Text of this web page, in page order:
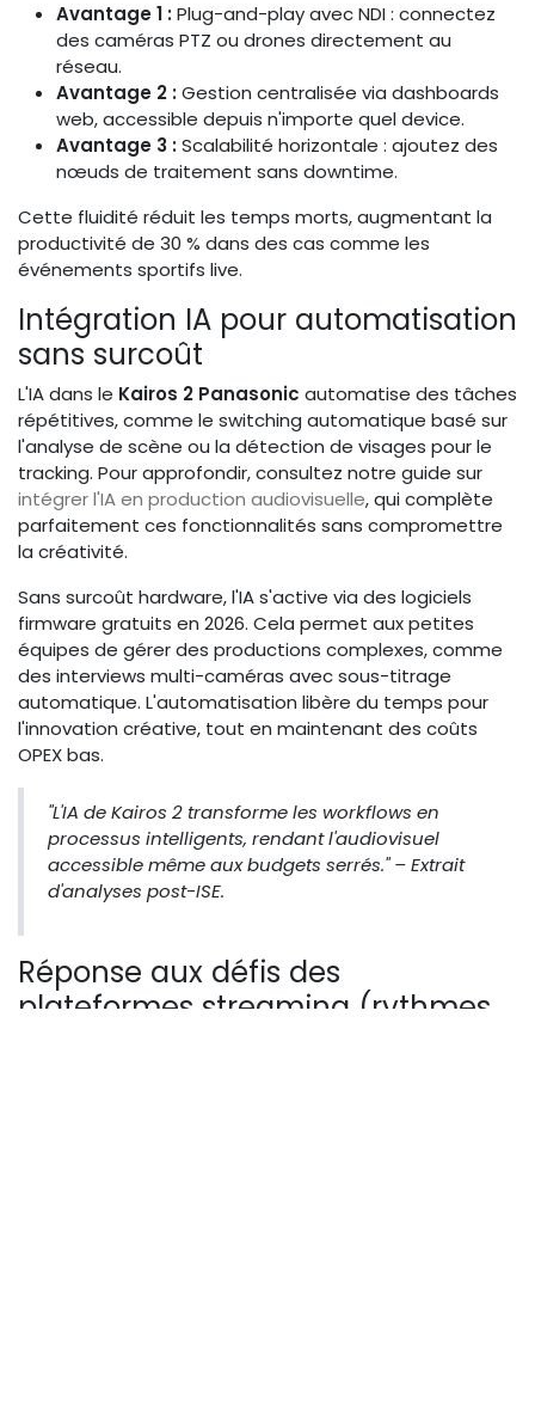
Avantage 1 :Plug-and-play avec NDI : connectez
des caméras PTZ ou drones directement au
réseau.
Avantage 2 :Gestion centralisée via dashboards
web, accessible depuis n'importe quel device.
Avantage 3 :Scalabilité horizontale : ajoutez des
nœuds de traitement sans downtime.
Cette fluidité réduit les temps morts, augmentant la
productivité de 30 % dans des cas comme les
événements sportifs live.
Intégration IA pour automatisation
sans surcoût
L'IA dans le Kairos 2 Panasonic automatise des tâches
répétitives, comme le switching automatique basé sur
l'analyse de scène ou la détection de visages pour le
tracking. Pour approfondir, consultez notre guide sur
intégrer l'IA en production audiovisuelle, qui complète
parfaitement ces fonctionnalités sans compromettre
la créativité.
Sans surcoût hardware, l'IA s'active via des logiciels
firmware gratuits en 2026. Cela permet aux petites
équipes de gérer des productions complexes, comme
des interviews multi-caméras avec sous-titrage
automatique. L'automatisation libère du temps pour
l'innovation créative, tout en maintenant des coûts
OPEX bas.
"L'IA de Kairos 2 transforme les workflows en
processus intelligents, rendant l'audiovisuel
accessible même aux budgets serrés." – Extrait
d'analyses post-ISE.
Réponse aux défis des
plateformes streaming (rythmes